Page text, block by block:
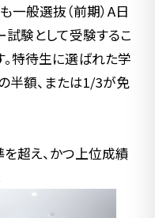
般選抜（前期）A日
験として受験するこ
特待生に選ばれた学
半額、または1/3が免
超え、かつ上位成績